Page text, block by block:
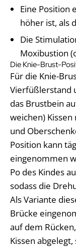
Eine Position
höher ist, als
Die
Moxibustion
Die Knie-Brust-
Für die Knie-
Vierfüßlerstand
das Brustbein
weichen)
und
Position kann
eingenommen
Po des Kindes
sodass die
Als Variante
Brücke
auf dem
Kissen